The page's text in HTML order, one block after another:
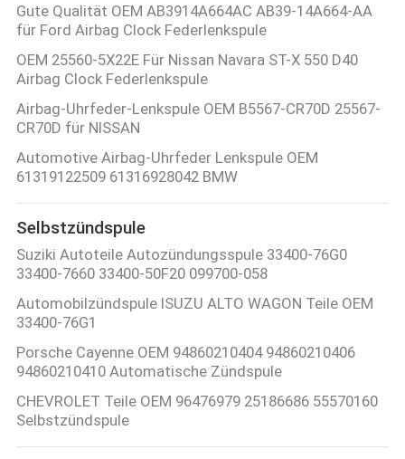
PRIVACY
POLICY
Gute Qualität OEM AB3914A664AC AB39-14A664-AA
für Ford Airbag Clock Federlenkspule
OEM 25560-5X22E Für Nissan Navara ST-X 550 D40
Airbag Clock Federlenkspule
Airbag-Uhrfeder-Lenkspule OEM B5567-CR70D 25567-
CR70D für NISSAN
Automotive Airbag-Uhrfeder Lenkspule OEM
61319122509 61316928042 BMW
Selbstzündspule
Suziki Autoteile Autozündungsspule 33400-76G0
33400-7660 33400-50F20 099700-058
Automobilzündspule ISUZU ALTO WAGON Teile OEM
33400-76G1
Porsche Cayenne OEM 94860210404 94860210406
94860210410 Automatische Zündspule
CHEVROLET Teile OEM 96476979 25186686 55570160
Selbstzündspule